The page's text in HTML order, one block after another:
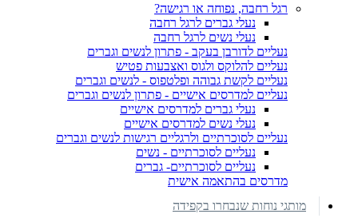
רגל רחבה, נפוחה או רגישה?
נעלי גברים לרגל רחבה
נעלי נשים לרגל רחבה
נעליים לדורבן בעקב - פתרון לנשים וגברים
נעליים להלוקס ולגוס ואצבעות פטיש
נעליים לקשת גבוהה ופלטפוס - לנשים וגברים
נעליים למדרסים אישיים - פתרון לנשים וגברים
נעלי גברים למדרסים אישיים
נעלי נשים למדרסים אישיים
נעליים לסוכרתיים ולרגליים רגישות לנשים וגברים
נעליים לסוכרתיים - נשים
נעליים לסוכרתיים- גברים
מדרסים בהתאמה אישית
מותגי נוחות שנבחרו בקפידה